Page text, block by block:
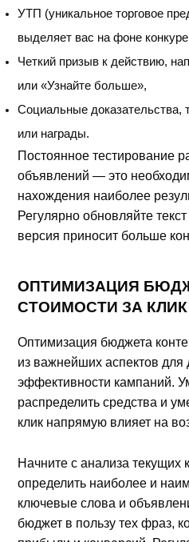
УТП (уникальное торговое
выделяет вас на фоне
Четкий призыв к действию,
или «Узнайте больше»,
Социальные доказательства,
или награды.
Постоянное тестирование
объявлений — это
нахождения наиболее
Регулярно обновляйте
версия приносит больше
ОПТИМИЗАЦИЯ
СТОИМОСТИ ЗА КЛИК
Оптимизация бюджета
из важнейших аспектов для
эффективности кампаний.
распределить средства и
клик напрямую влияет на
Начните с анализа текущих
определить наиболее и
ключевые слова и
бюджет в пользу тех фраз,